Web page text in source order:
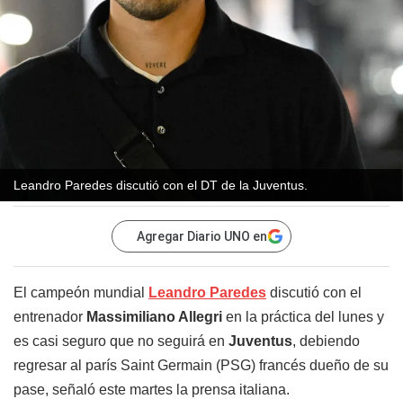
Leandro Paredes discutió con el DT de la Juventus.
Agregar Diario UNO en
El campeón mundial Leandro Paredes discutió con el
entrenador Massimiliano Allegri en la práctica del lunes y
es casi seguro que no seguirá en Juventus, debiendo
regresar al parís Saint Germain (PSG) francés dueño de su
pase, señaló este martes la prensa italiana.